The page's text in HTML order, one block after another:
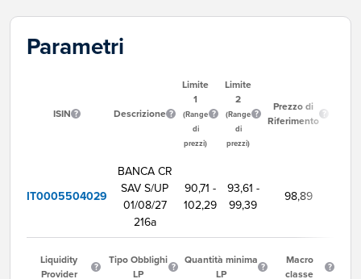
Parametri
ISIN Descrizione
Limite
1
(Range
di
prezzi)
Limite
2
(Range
di
prezzi)
Prezzo di
Riferimento
IT0005504029
BANCA CR
SAV S/UP
01/08/27
216a
90,71 -
102,29
93,61 -
99,39
98,89
Liquidity
Provider
Tipo Obblighi
LP
Quantità minima
LP
Macro
classe